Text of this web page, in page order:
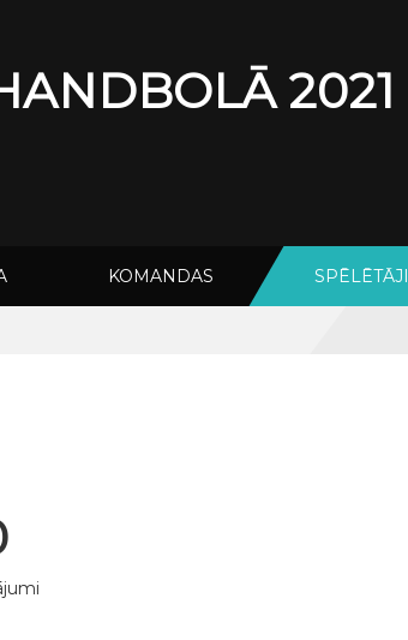
2021
KOMANDAS SPĒLĒTĀJI